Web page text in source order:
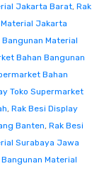
Jakarta Barat, Rak
Jakarta
Material
Bahan Bangunan
Bahan
Toko Supermarket
, Rak Besi Display
Banten, Rak Besi
Surabaya Jawa
Material